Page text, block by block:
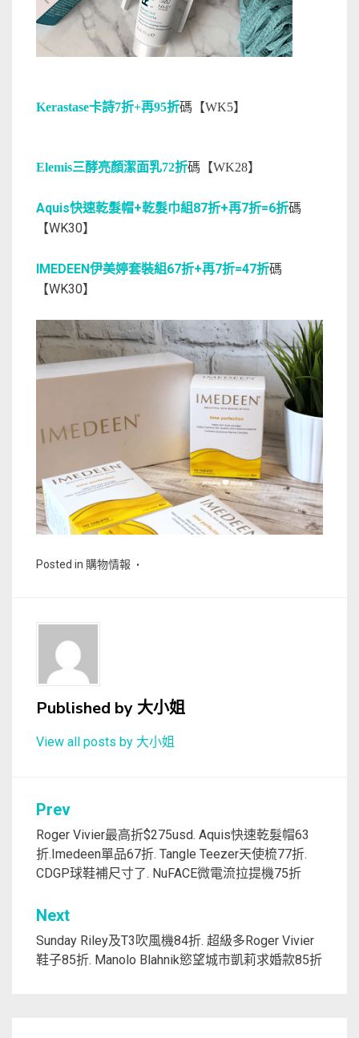
Kerastase卡詩7折+再95折碼【WK5】
Elemis三酵亮顏潔面乳72折碼【WK28】
Aquis快速乾髮帽+乾髮巾組87折+再7折=6折碼
【WK30】
IMEDEEN伊美婷套裝組67折+再7折=47折碼
【WK30】
Posted in 購物情報
Published by大小姐
View all posts by 大小姐
文
章
導
Prev
Roger Vivier最高折$275usd. Aquis快速乾髮帽63
折.Imedeen單品67折. Tangle Teezer天使梳77折.
CDGP球鞋補尺寸了. NuFACE微電流拉提機75折
Next
Sunday Riley及T3吹風機84折. 超級多Roger Vivier
鞋子85折. Manolo Blahnik慾望城市凱莉求婚款85折